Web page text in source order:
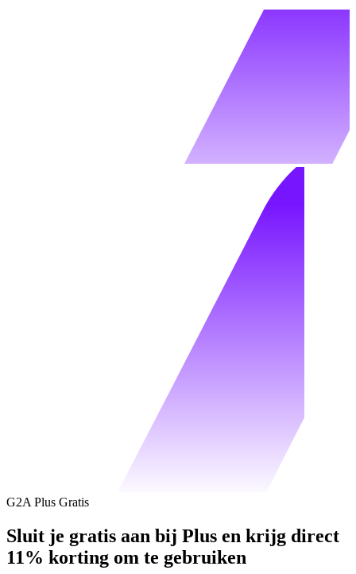
G2A Plus Gratis
Sluit je gratis aan bij Plus en krijg direct
11% korting om te gebruiken